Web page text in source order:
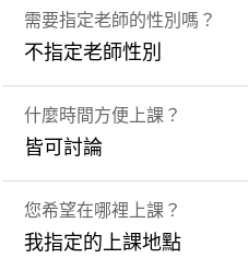
需要指定老師的性別嗎？
不指定老師性別
什麼時間方便上課？
皆可討論
您希望在哪裡上課？
我指定的上課地點